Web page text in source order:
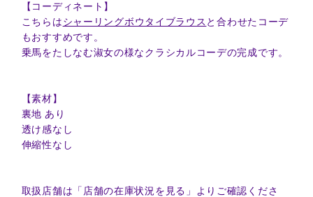
【コーディネート】
こちらはシャーリングボウタイブラウス と合わせたコーデ
もおすすめです。
乗馬をたしなむ淑女の様なクラシカルコーデの完成です。
【素材】
裏地 あり
透け感なし
伸縮性なし
取扱店舗は「店舗の在庫状況を見る」よりご確認くださ